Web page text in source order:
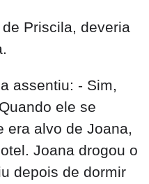
Priscila, deveria
assentiu: - Sim,
ele se
era alvo de Joana,
Joana drogou o
depois de dormir